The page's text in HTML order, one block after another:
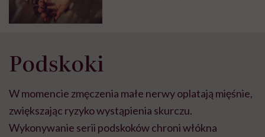
Podskoki
W momencie zmęczenia małe nerwy oplatają mięśnie,
zwiększając ryzyko wystąpienia skurczu.
Wykonywanie serii podskoków chroni włókna